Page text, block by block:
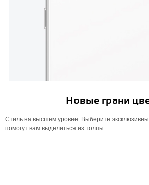
Новые грани
Стиль на высшем уровне. Выберите
помогут вам выделиться из толпы